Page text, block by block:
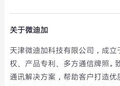
关于微迪加
天津微迪加科技有限公司，成立
权、产品专利、多方通信牌照。
通讯解决方案，帮助客户打造优